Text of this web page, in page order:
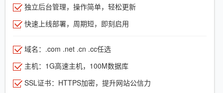
独立后台管理，操作简单，轻松更新
快速上线部署，周期短，即刻启用
域名：.com .net .cn .cc任选
主机：1G高速主机，100M数据库
SSL证书：HTTPS加密，提升网站公信力